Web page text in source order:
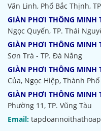
Văn Linh, Phố Bắc Thịnh,
GIÀN PHƠI THÔNG MINH
Ngọc Quyến, TP. Thái
GIÀN PHƠI THÔNG MINH
Sơn Trà - TP. Đà Nẵng
GIÀN PHƠI THÔNG MINH
Của, Ngọc Hiệp, Thành
GIÀN PHƠI THÔNG MINH
Phường 11, TP. Vũng Tàu
Email: